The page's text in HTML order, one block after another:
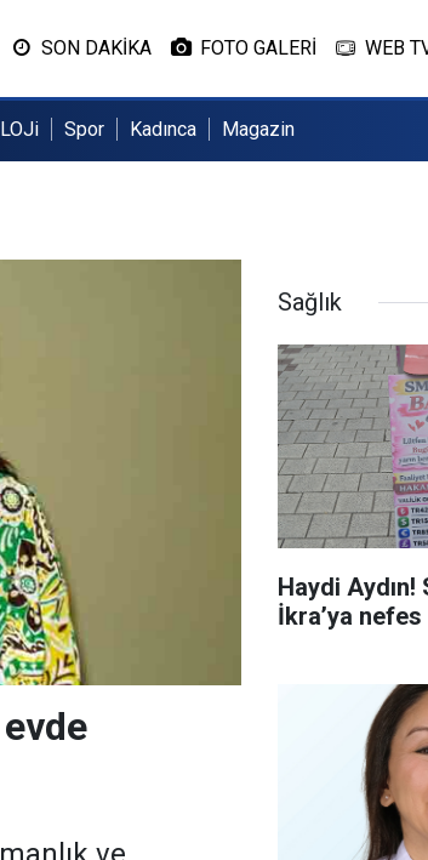
SON DAKİKA FOTO GALERİ WEB
Spor Kadınca Magazin
Sağlık
Haydi Aydın!
İkra’ya